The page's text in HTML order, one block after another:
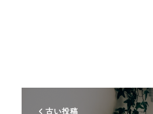
古い投稿